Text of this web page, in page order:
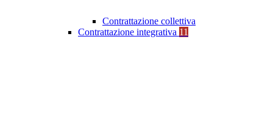
Contrattazione collettiva
Contrattazione integrativa 11